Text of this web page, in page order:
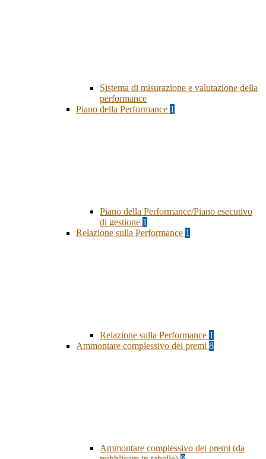
Sistema di misurazione e valutazione della
performance
Piano della Performance 1
Piano della Performance/Piano esecutivo
di gestione 1
Relazione sulla Performance 1
Relazione sulla Performance 1
Ammontare complessivo dei premi 8
Ammontare complessivo dei premi (da